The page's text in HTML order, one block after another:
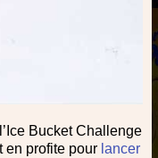
Bucket Challenge
en profite pour lancer